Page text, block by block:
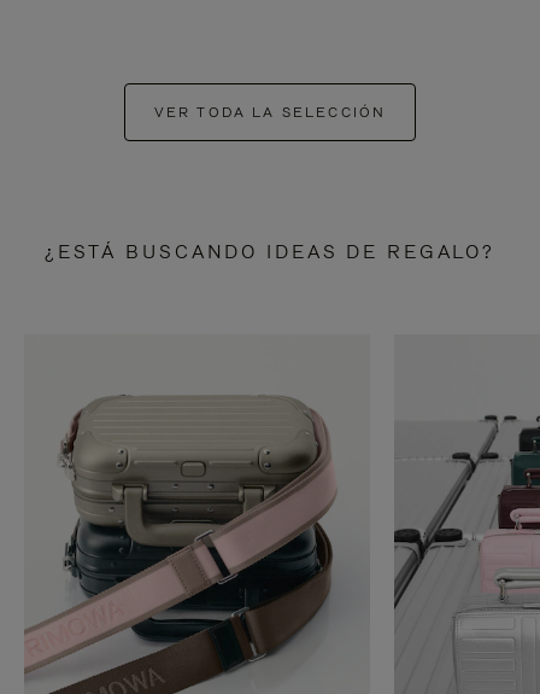
VER TODA LA SELECCIÓN
¿ESTÁ BUSCANDO IDEAS DE REGALO?